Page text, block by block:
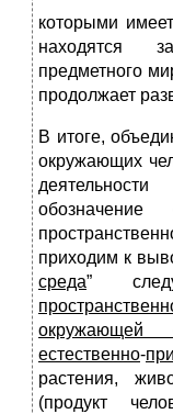
которыми
находятся
предметного
продолжает
В итоге,
окружающих
обозначение
приходим к
среда”
окружающей
естественно-
растения,
(продукт